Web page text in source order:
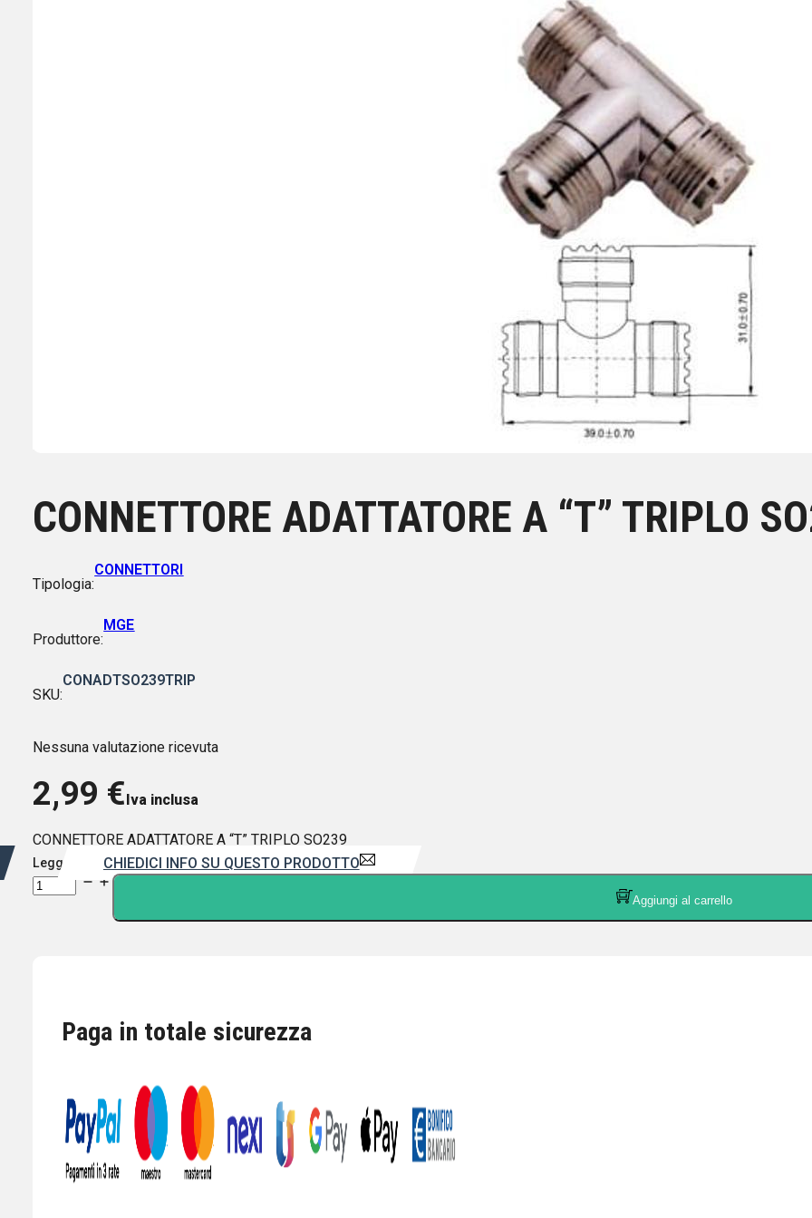
CONNETTORE ADATTATORE A “T” TRIPLO
Tipologia:
CONNETTORI
Produttore:
MGE
SKU:
CONADTSO239TRIP
Nessuna valutazione ricevuta
2,99 €Iva inclusa
CONNETTORE ADATTATORE A “T” TRIPLO SO239
Leggi di più CHIEDICI INFO SU QUESTO PRODOTTO
CONNETTORE
quantità
Aggiungi al carrello
Paga in totale sicurezza